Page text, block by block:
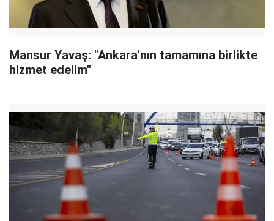
Mansur Yavaş: "Ankara'nın tamamına birlikte
hizmet edelim"